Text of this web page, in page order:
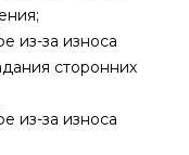
из-за износа
сторонних
из-за износа